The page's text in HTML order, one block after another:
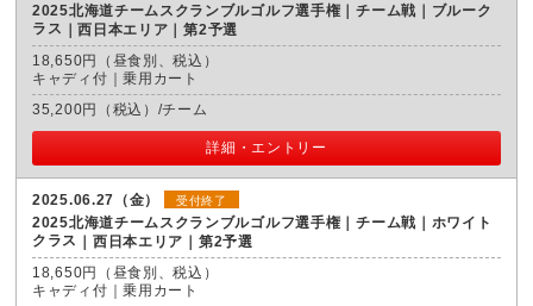
2025北海道チームスクランブルゴルフ選手権｜チーム戦｜ブルーク
ラス
西日本エリア｜第2予選
18,650円（昼食別、税込）
キャディ付｜乗用カート
35,200円（税込）/チーム
詳細・エントリー
2025.06.27（金） 受付終了
2025北海道チームスクランブルゴルフ選手権｜チーム戦｜ホワイト
クラス
西日本エリア｜第2予選
18,650円（昼食別、税込）
キャディ付｜乗用カート